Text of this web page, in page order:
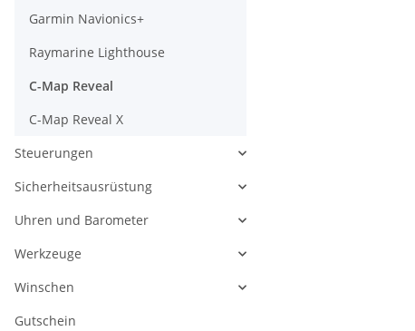
Garmin Navionics+
Raymarine Lighthouse
C-Map Reveal
C-Map Reveal X
Steuerungen
Sicherheitsausrüstung
Uhren und Barometer
Werkzeuge
Winschen
Gutschein